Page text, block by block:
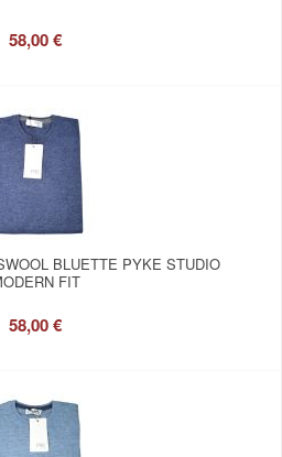
58,00 €
BLUETTE PYKE STUDIO
FIT
58,00 €